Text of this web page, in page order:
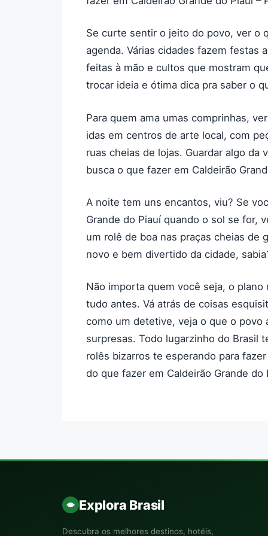
Se curte sentir o jeito do povo, ver o
agenda. Várias cidades fazem festas
feitas à mão e cultos que mostram
trocar ideia e ótima dica pra saber o
Para quem ama umas comprinhas,
idas em centros de arte local, com
ruas cheias de lojas. Guardar algo da
busca o que fazer em Caldeirão
A noite tem uns encantos, viu? Se
Grande do Piauí quando o sol se for,
um rolê de boa nas praças cheias de
novo e bem divertido da cidade,
Não importa quem você seja, o
tudo antes. Vá atrás de coisas
como um detetive, veja o que o povo
surpresas. Todo lugarzinho do Brasil
rolês bizarros te esperando para
do que fazer em Caldeirão Grande
Explora Brasil
Descubra os melhores destinos, hotéis,